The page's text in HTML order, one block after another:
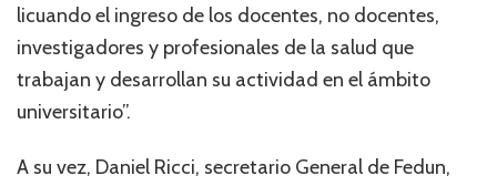
licuando el ingreso de los docentes, no docentes,
investigadores y profesionales de la salud que
trabajan y desarrollan su actividad en el ámbito
universitario”.
A su vez, Daniel Ricci, secretario General de Fedun,